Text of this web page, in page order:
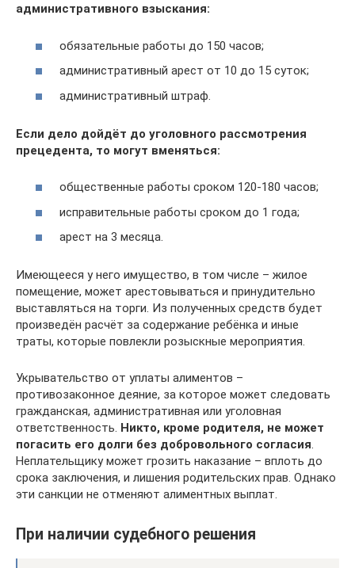
административного взыскания:
обязательные работы до 150 часов;
административный арест от 10 до 15 суток;
административный штраф.
Если дело дойдёт до уголовного рассмотрения
прецедента, то могут вменяться:
общественные работы сроком 120-180 часов;
исправительные работы сроком до 1 года;
арест на 3 месяца.
Имеющееся у него имущество, в том числе – жилое
помещение, может арестовываться и принудительно
выставляться на торги. Из полученных средств будет
произведён расчёт за содержание ребёнка и иные
траты, которые повлекли розыскные мероприятия.
Укрывательство от уплаты алиментов –
противозаконное деяние, за которое может следовать
гражданская, административная или уголовная
ответственность. Никто, кроме родителя, не может
погасить его долги без добровольного согласия.
Неплательщику может грозить наказание – вплоть до
срока заключения, и лишения родительских прав. Однако
эти санкции не отменяют алиментных выплат.
При наличии судебного решения